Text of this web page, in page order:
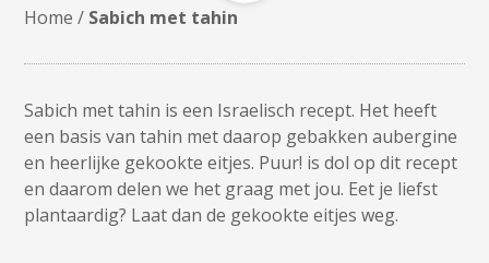
Home / Sabich met tahin
Sabich met tahin is een Israelisch recept. Het heeft
een basis van tahin met daarop gebakken aubergine
en heerlijke gekookte eitjes. Puur! is dol op dit recept
en daarom delen we het graag met jou. Eet je liefst
plantaardig? Laat dan de gekookte eitjes weg.